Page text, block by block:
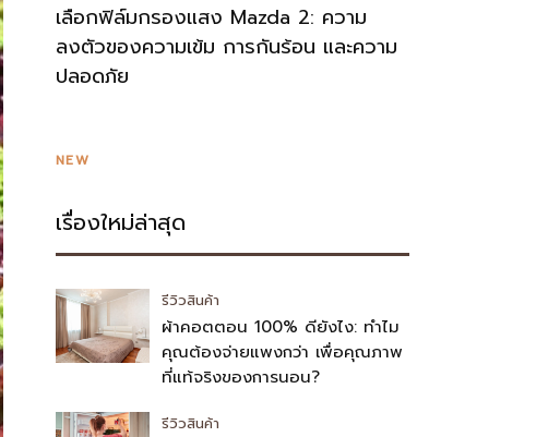
เลือกฟิล์มกรองแสง Mazda 2: ความ
ลงตัวของความเข้ม การกันร้อน และความ
ปลอดภัย
NEW
เรื่องใหม่ล่าสุด
รีวิวสินค้า
ผ้าคอตตอน 100% ดียังไง: ทำไม
คุณต้องจ่ายแพงกว่า เพื่อคุณภาพ
ที่แท้จริงของการนอน?
รีวิวสินค้า